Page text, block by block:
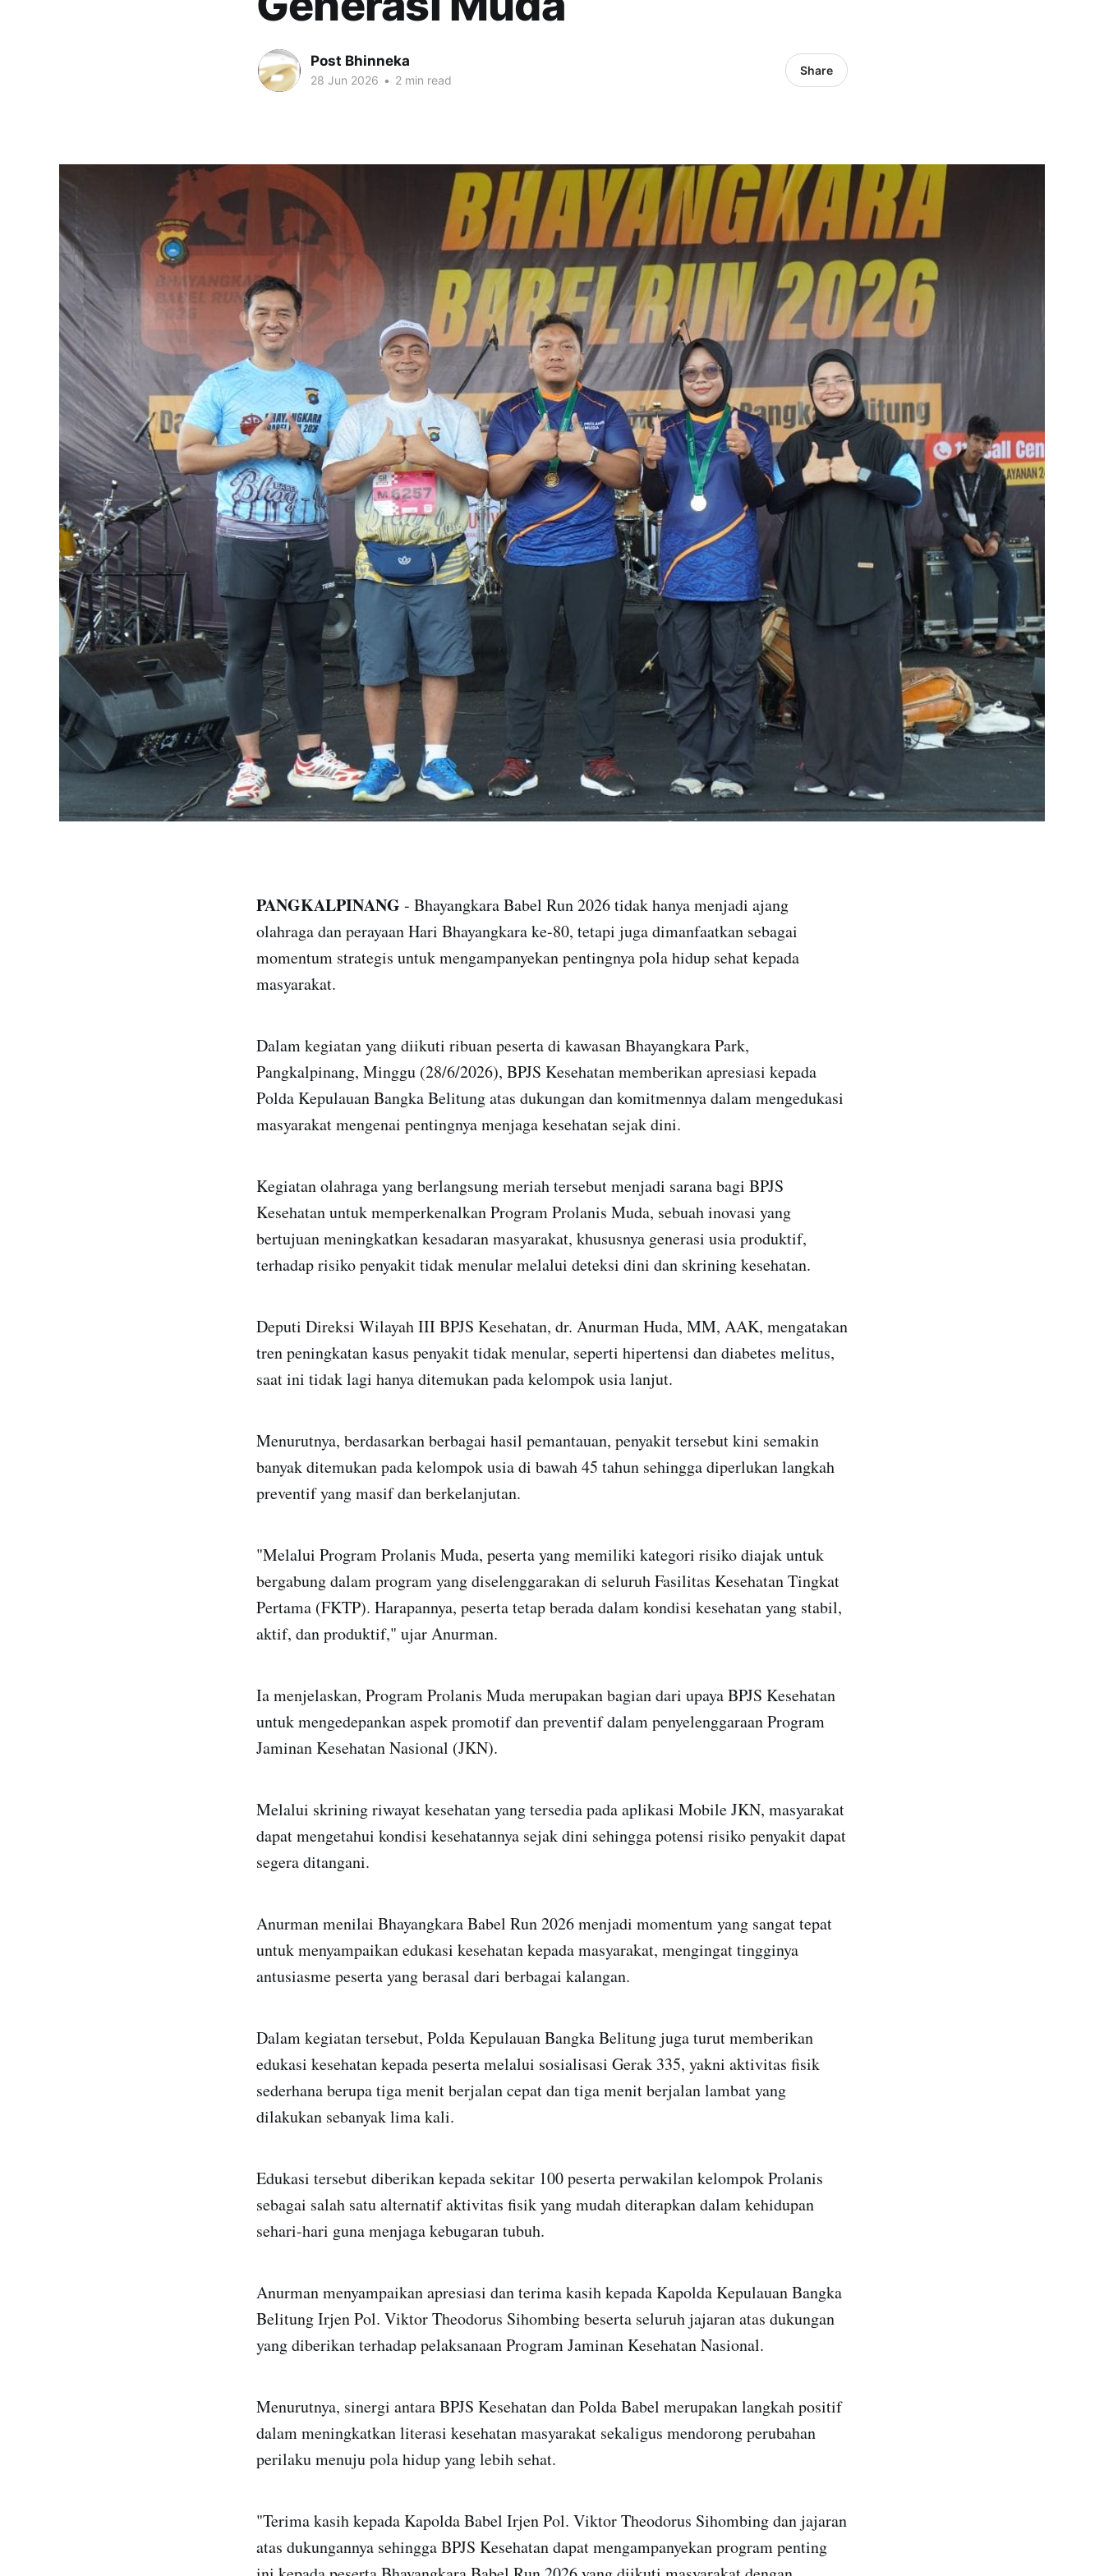
Post Bhinneka
28 Jun 2026 • 2 min read
Share
PANGKALPINANG - Bhayangkara Babel Run 2026 tidak hanya menjadi ajang
olahraga dan perayaan Hari Bhayangkara ke-80, tetapi juga dimanfaatkan sebagai
momentum strategis untuk mengampanyekan pentingnya pola hidup sehat kepada
masyarakat.
Dalam kegiatan yang diikuti ribuan peserta di kawasan Bhayangkara Park,
Pangkalpinang, Minggu (28/6/2026), BPJS Kesehatan memberikan apresiasi kepada
Polda Kepulauan Bangka Belitung atas dukungan dan komitmennya dalam mengedukasi
masyarakat mengenai pentingnya menjaga kesehatan sejak dini.
Kegiatan olahraga yang berlangsung meriah tersebut menjadi sarana bagi BPJS
Kesehatan untuk memperkenalkan Program Prolanis Muda, sebuah inovasi yang
bertujuan meningkatkan kesadaran masyarakat, khususnya generasi usia produktif,
terhadap risiko penyakit tidak menular melalui deteksi dini dan skrining kesehatan.
Deputi Direksi Wilayah III BPJS Kesehatan, dr. Anurman Huda, MM, AAK, mengatakan
tren peningkatan kasus penyakit tidak menular, seperti hipertensi dan diabetes melitus,
saat ini tidak lagi hanya ditemukan pada kelompok usia lanjut.
Menurutnya, berdasarkan berbagai hasil pemantauan, penyakit tersebut kini semakin
banyak ditemukan pada kelompok usia di bawah 45 tahun sehingga diperlukan langkah
preventif yang masif dan berkelanjutan.
"Melalui Program Prolanis Muda, peserta yang memiliki kategori risiko diajak untuk
bergabung dalam program yang diselenggarakan di seluruh Fasilitas Kesehatan Tingkat
Pertama (FKTP). Harapannya, peserta tetap berada dalam kondisi kesehatan yang stabil,
aktif, dan produktif," ujar Anurman.
Ia menjelaskan, Program Prolanis Muda merupakan bagian dari upaya BPJS Kesehatan
untuk mengedepankan aspek promotif dan preventif dalam penyelenggaraan Program
Jaminan Kesehatan Nasional (JKN).
Melalui skrining riwayat kesehatan yang tersedia pada aplikasi Mobile JKN, masyarakat
dapat mengetahui kondisi kesehatannya sejak dini sehingga potensi risiko penyakit dapat
segera ditangani.
Anurman menilai Bhayangkara Babel Run 2026 menjadi momentum yang sangat tepat
untuk menyampaikan edukasi kesehatan kepada masyarakat, mengingat tingginya
antusiasme peserta yang berasal dari berbagai kalangan.
Dalam kegiatan tersebut, Polda Kepulauan Bangka Belitung juga turut memberikan
edukasi kesehatan kepada peserta melalui sosialisasi Gerak 335, yakni aktivitas fisik
sederhana berupa tiga menit berjalan cepat dan tiga menit berjalan lambat yang
dilakukan sebanyak lima kali.
Edukasi tersebut diberikan kepada sekitar 100 peserta perwakilan kelompok Prolanis
sebagai salah satu alternatif aktivitas fisik yang mudah diterapkan dalam kehidupan
sehari-hari guna menjaga kebugaran tubuh.
Anurman menyampaikan apresiasi dan terima kasih kepada Kapolda Kepulauan Bangka
Belitung Irjen Pol. Viktor Theodorus Sihombing beserta seluruh jajaran atas dukungan
yang diberikan terhadap pelaksanaan Program Jaminan Kesehatan Nasional.
Menurutnya, sinergi antara BPJS Kesehatan dan Polda Babel merupakan langkah positif
dalam meningkatkan literasi kesehatan masyarakat sekaligus mendorong perubahan
perilaku menuju pola hidup yang lebih sehat.
"Terima kasih kepada Kapolda Babel Irjen Pol. Viktor Theodorus Sihombing dan jajaran
atas dukungannya sehingga BPJS Kesehatan dapat mengampanyekan program penting